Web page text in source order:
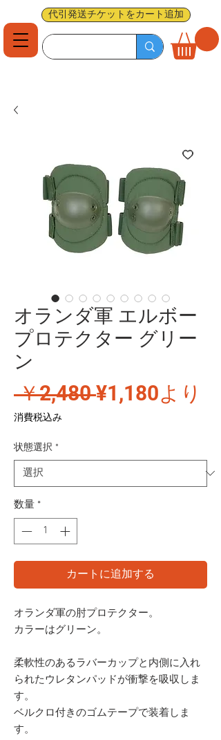
代引発送チケットをカート追加
オランダ軍 エルボー
プロテクター グリー
ン
￥2,480 通
格
¥1,180より
価
格
消費税込み
状態選択 *
数量 *
カートに追加する
オランダ軍の肘プロテクター。
カラーはグリーン。
柔軟性のあるラバーカップと内側に入れ
られたウレタンパッドが衝撃を吸収しま
す。
ベルクロ付きのゴムテープで装着しま
す。